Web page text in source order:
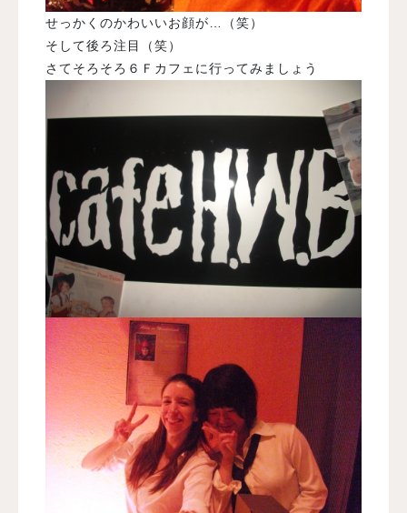
せっかくのかわいいお顔が…（笑）
そして後ろ注目（笑）
さてそろそろ６Ｆカフェに行ってみましょう